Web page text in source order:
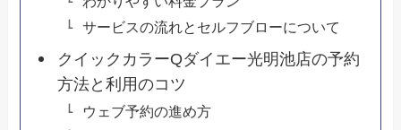
サービスの流れとセルフブローについて
クイックカラーQダイエー光明池店の予約
方法と利用のコツ
ウェブ予約の進め方